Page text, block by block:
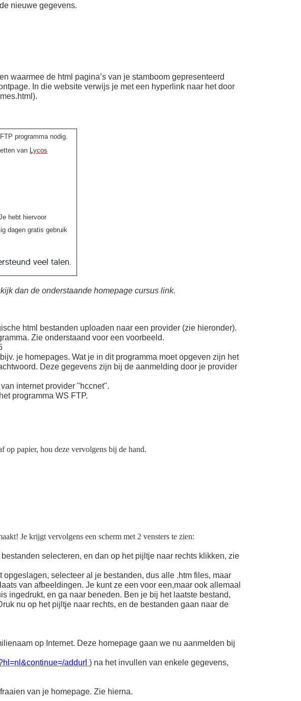
nieuwe gegevens.
waarmee de html pagina’s van je stamboom gepresenteerd
In die website verwijs je met een hyperlink naar het door
programma nodig.
van
Lycos
hebt hiervoor
dagen gratis gebruik
veel talen.
dan de onderstaande homepage cursus link.
html bestanden uploaden naar een provider (zie hieronder).
Zie onderstaand voor een voorbeeld.
je homepages. Wat je in dit programma moet opgeven zijn het
Deze gegevens zijn bij de aanmelding door je provider
internet provider "hccnet".
programma WS FTP.
op papier, hou deze vervolgens bij de hand.
Je krijgt vervolgens een scherm met 2 vensters te zien:
selecteren, en dan op het pijltje naar rechts klikken, zie
selecteer al je bestanden, dus alle .htm files, maar
van afbeeldingen. Je kunt ze een voor een,maar ook allemaal
ingedrukt, en ga naar beneden. Ben je bij het laatste bestand,
nu op het pijltje naar rechts, en de bestanden gaan naar de
op Internet. Deze homepage gaan we nu aanmelden bij
addurl ) na het invullen van enkele gegevens,
van je homepage. Zie hierna.